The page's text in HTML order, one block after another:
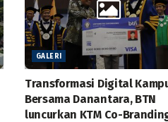
GALERI
Transformasi Digital
Bersama Danantara, BTN
luncurkan KTM Co-